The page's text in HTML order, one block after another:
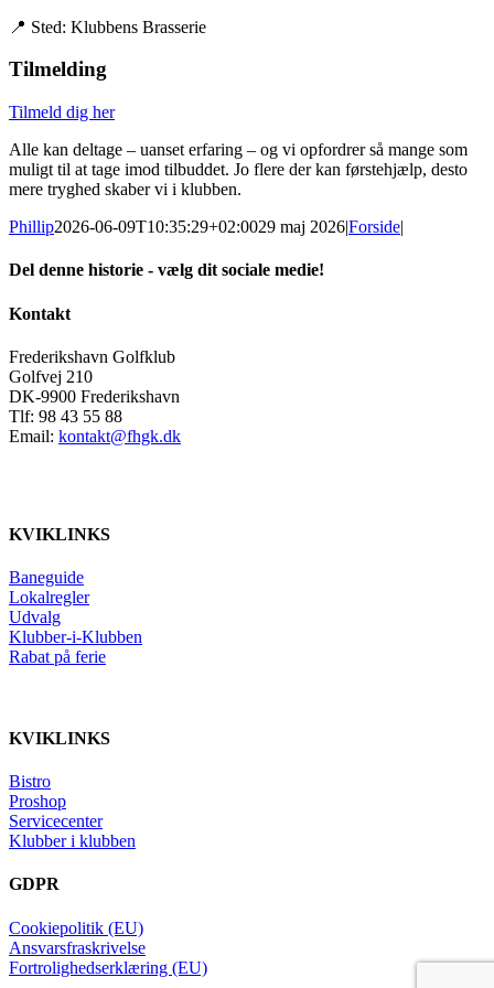
📍 Sted: Klubbens Brasserie
Tilmelding
Tilmeld dig her
Alle kan deltage – uanset erfaring – og vi opfordrer så mange som
muligt til at tage imod tilbuddet. Jo flere der kan førstehjælp, desto
mere tryghed skaber vi i klubben.
Phillip2026-06-09T10:35:29+02:0029 maj 2026|Forside|
Del denne historie - vælg dit sociale medie!
Facebook
X
LinkedIn
Pinterest
E-
Kontakt
Frederikshavn Golfklub
Golfvej 210
DK-9900 Frederikshavn
Tlf: 98 43 55 88
Email: kontakt@fhgk.dk
KVIKLINKS
Baneguide
Lokalregler
Udvalg
Klubber-i-Klubben
Rabat på ferie
KVIKLINKS
Bistro
Proshop
Servicecenter
Klubber i klubben
GDPR
Cookiepolitik (EU)
Ansvarsfraskrivelse
Fortrolighedserklæring (EU)